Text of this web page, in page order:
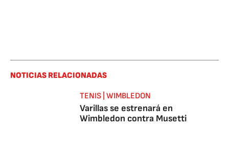
NOTICIAS RELACIONADAS
TENIS | WIMBLEDON
Varillas se estrenará en
Wimbledon contra Musetti